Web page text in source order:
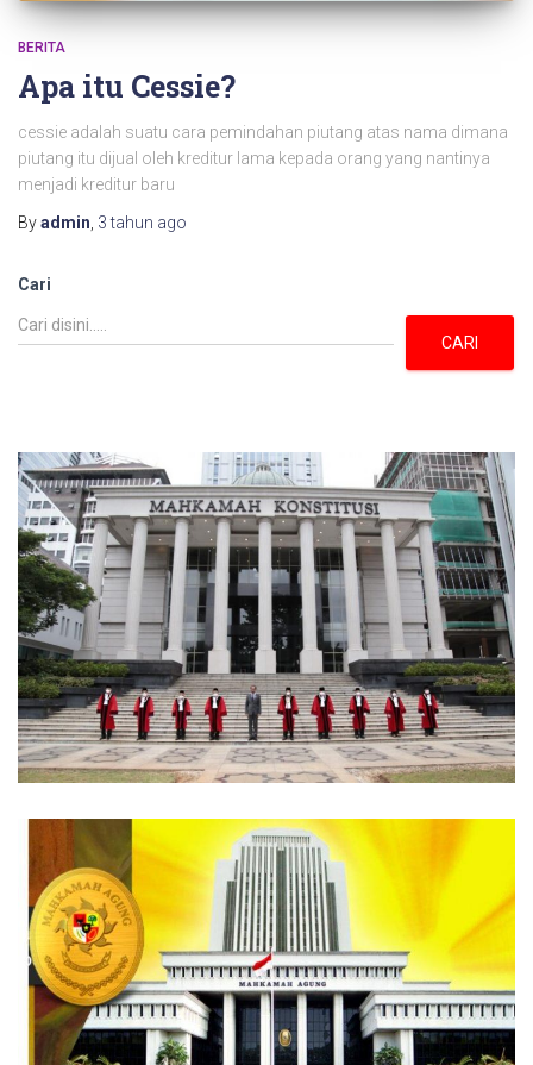
BERITA
Apa itu Cessie?
cessie adalah suatu cara pemindahan piutang atas nama dimana
piutang itu dijual oleh kreditur lama kepada orang yang nantinya
menjadi kreditur baru
Byadmin 3 tahun ago
Cari
CARI